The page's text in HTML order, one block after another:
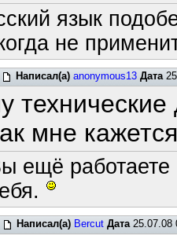
язык
не
Написал(а) anonymous13 Дата
мне
ещё
Написал(а) Bercut Дата25.07.08